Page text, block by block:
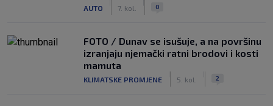
AUTO 7. kol. 0
FOTO / Dunav se isušuje, a na površinu
izranjaju njemački ratni brodovi i kosti
mamuta
KLIMATSKE PROMJENE 5. kol. 2